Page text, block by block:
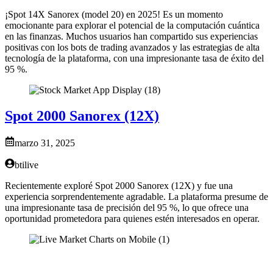
¡Spot 14X Sanorex (model 20) en 2025! Es un momento
emocionante para explorar el potencial de la computación cuántica
en las finanzas. Muchos usuarios han compartido sus experiencias
positivas con los bots de trading avanzados y las estrategias de alta
tecnología de la plataforma, con una impresionante tasa de éxito del
95 %.
Spot 2000 Sanorex (12X)
marzo 31, 2025
btilive
Recientemente exploré Spot 2000 Sanorex (12X) y fue una
experiencia sorprendentemente agradable. La plataforma presume de
una impresionante tasa de precisión del 95 %, lo que ofrece una
oportunidad prometedora para quienes estén interesados en operar.